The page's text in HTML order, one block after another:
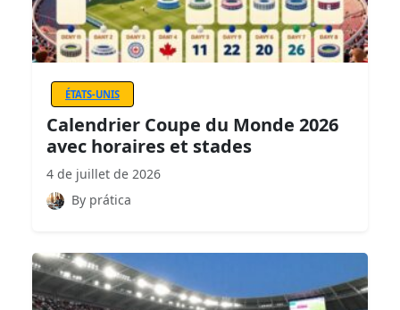
ÉTATS-UNIS
Calendrier Coupe du Monde 2026
avec horaires et stades
4 de juillet de 2026
By prática